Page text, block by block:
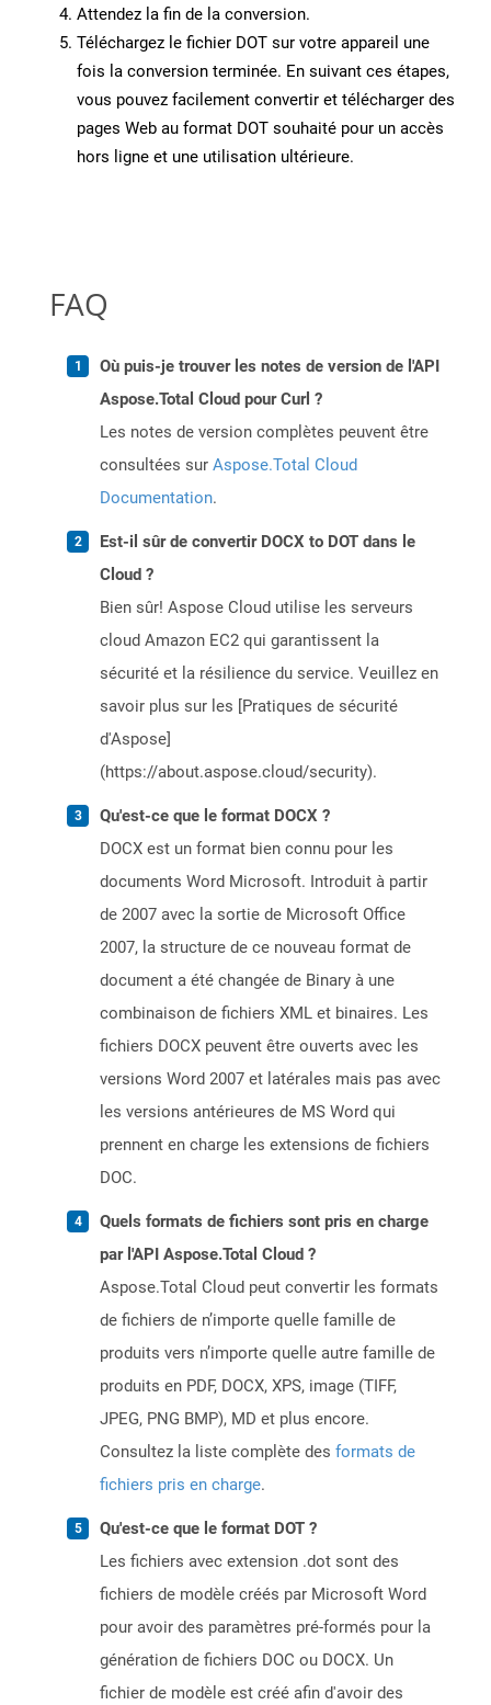
Attendez la fin de la conversion.
Téléchargez le fichier DOT sur votre appareil une
fois la conversion terminée. En suivant ces étapes,
vous pouvez facilement convertir et télécharger des
pages Web au format DOT souhaité pour un accès
hors ligne et une utilisation ultérieure.
FAQ
Où puis-je trouver les notes de version de l'API
Aspose.Total Cloud pour Curl ?
Les notes de version complètes peuvent être
consultées sur Aspose.Total Cloud
Documentation.
Est-il sûr de convertir DOCX to DOT dans le
Cloud ?
Bien sûr! Aspose Cloud utilise les serveurs
cloud Amazon EC2 qui garantissent la
sécurité et la résilience du service. Veuillez en
savoir plus sur les [Pratiques de sécurité
d'Aspose]
(https://about.aspose.cloud/security).
Qu'est-ce que le format DOCX ?
DOCX est un format bien connu pour les
documents Word Microsoft. Introduit à partir
de 2007 avec la sortie de Microsoft Office
2007, la structure de ce nouveau format de
document a été changée de Binary à une
combinaison de fichiers XML et binaires. Les
fichiers DOCX peuvent être ouverts avec les
versions Word 2007 et latérales mais pas avec
les versions antérieures de MS Word qui
prennent en charge les extensions de fichiers
DOC.
Quels formats de fichiers sont pris en charge
par l'API Aspose.Total Cloud ?
Aspose.Total Cloud peut convertir les formats
de fichiers de n’importe quelle famille de
produits vers n’importe quelle autre famille de
produits en PDF, DOCX, XPS, image (TIFF,
JPEG, PNG BMP), MD et plus encore.
Consultez la liste complète des formats de
fichiers pris en charge.
Qu'est-ce que le format DOT ?
Les fichiers avec extension .dot sont des
fichiers de modèle créés par Microsoft Word
pour avoir des paramètres pré-formés pour la
génération de fichiers DOC ou DOCX. Un
fichier de modèle est créé afin d'avoir des